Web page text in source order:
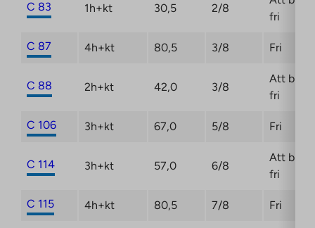
C 83 1h+kt 30,5 2/8
fri
C 87 4h+kt 80,5 3/8 Fri
C 88 2h+kt 42,0 3/8
Att bli
fri
C 106 3h+kt 67,0 5/8 Fri
C 114 3h+kt 57,0 6/8
Att bli
fri
C 115 4h+kt 80,5 7/8 Fri